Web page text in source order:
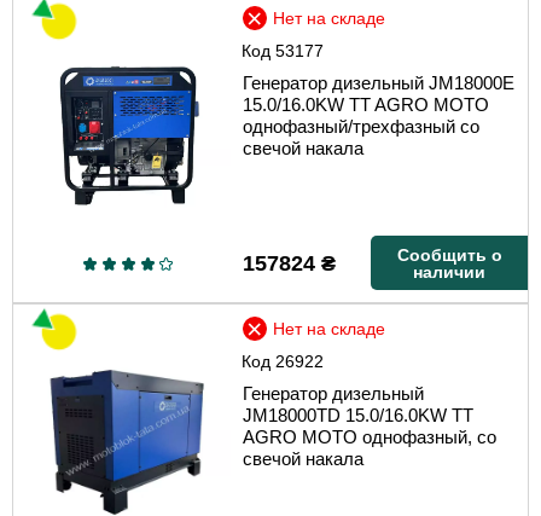
Код53177
Нет на складе
Генератор дизельный JM18000E
15.0/16.0KW TT AGRO MOTO
однофазный/трехфазный со
свечой накала
157824₴
Сообщить о
наличии
Код 26922
Нет на складе
Генератор дизельный
JM18000TD 15.0/16.0KW TT
AGRO MOTO однофазный, со
свечой накала